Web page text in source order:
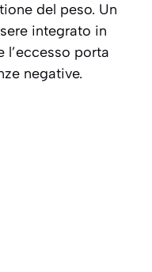
del peso. Un
integrato in
l’eccesso porta
negative.